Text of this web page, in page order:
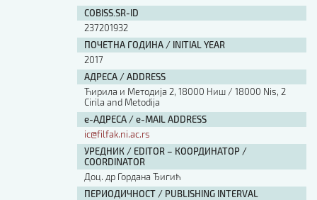
COBISS.SR-ID
237201932
ПОЧЕТНА ГОДИНА / INITIAL YEAR
2017
АДРЕСА / ADDRESS
Ћирила и Методија 2, 18000 Ниш / 18000 Nis, 2
Cirila and Metodija
е-АДРЕСА / e-MAIL ADDRESS
ic@filfak.ni.ac.rs
УРЕДНИК / EDITOR – КООРДИНАТОР /
COORDINATOR
Доц. др Гордана Ђигић
ПЕРИОДИЧНОСТ / PUBLISHING INTERVAL